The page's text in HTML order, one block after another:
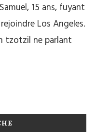
15 ans, fuyant
Los Angeles.
tzotzil ne parlant